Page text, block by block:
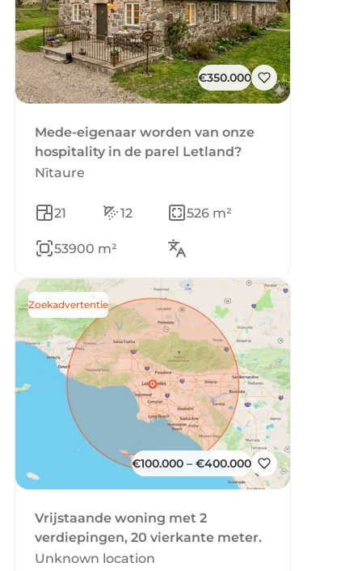
€350.000
Mede-eigenaar worden van onze
hospitality in de parel Letland?
Nītaure
21 12 526 m²
53900 m²
Zoekadvertentie
€100.000 – €400.000
Vrijstaande woning met 2
verdiepingen, 20 vierkante meter.
Unknown location